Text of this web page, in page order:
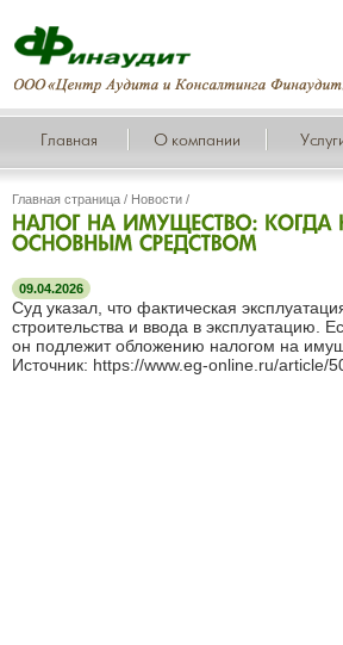
Главная О компании
Главная страница / Новости /
09.04.2026
Суд указал, что фактическая
строительства и ввода в эксплуатацию.
он подлежит обложению налогом на
Источник: https://www.eg-online.ru/article/